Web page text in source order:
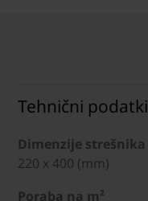
Tehnični podatki
Dimenzije strešnika
220 x 400 (mm)
Poraba na m²